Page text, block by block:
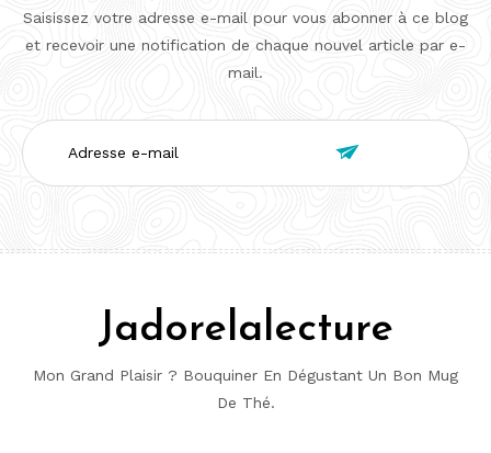
Saisissez votre adresse e-mail pour vous abonner à ce blog
et recevoir une notification de chaque nouvel article par e-
mail.
Adresse
e-
mail

Jadorelalecture
Mon Grand Plaisir ? Bouquiner En Dégustant Un Bon Mug
De Thé.